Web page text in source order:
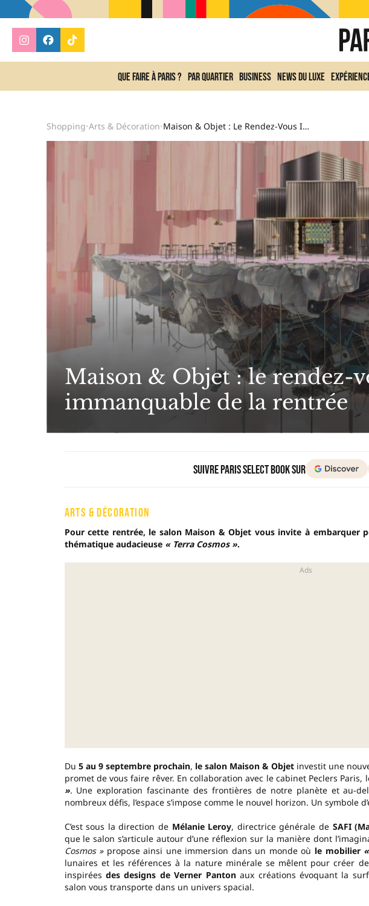
Que faire à Paris ? Par quartier Business News du Luxe
Shopping•Arts & Décoration• Maison & Objet : Le Rendez-Vous Immanquable De La Rentrée
Maison & Objet : le rendez-
immanquable de la rentrée
Suivre Paris Select Book sur
ARTS & DÉCORATION
Pour cette rentrée, le salon Maison & Objet vous invite à embarquer
thématique audacieuse « Terra Cosmos ».
Du 5 au 9 septembre prochain, le salon Maison & Objetinvestit une
promet de vous faire rêver. En collaboration avec le cabinet Peclers Paris,
». Une exploration fascinante des frontières de notre planète et au-
nombreux défis, l’espace s’impose comme le nouvel horizon. Un symbole
C’est sous la direction de Mélanie Leroy, directrice générale de SAFI
que le salon s’articule autour d’une réflexion sur la manière dont
Cosmos »propose ainsi une immersion dans un monde où le mobilier
lunaires et les références à la nature minérale se mêlent pour créer
inspirées des designs de Verner Pantonaux créations évoquant la
salon vous transporte dans un univers spacial.